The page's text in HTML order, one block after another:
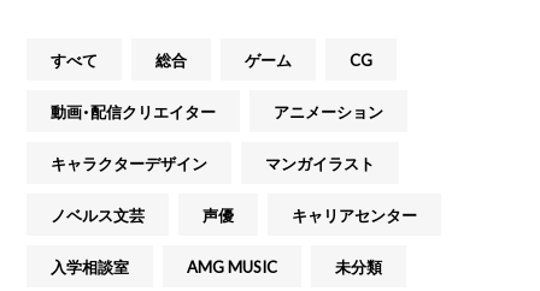
すべて 総合 ゲーム CG
動画・配信クリエイター アニメーション
キャラクターデザイン マンガイラスト
ノベルス文芸 声優 キャリアセンター
入学相談室 AMG MUSIC 未分類